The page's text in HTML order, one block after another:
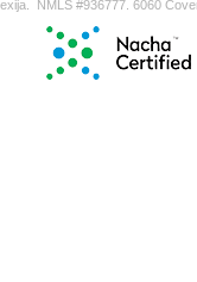
NMLS #936777. 6060